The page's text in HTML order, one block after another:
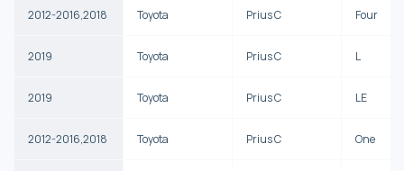
2012-2016,2018 Toyota Prius C Four
2019 Toyota Prius C L
2019 Toyota Prius C LE
2012-2016,2018 Toyota Prius C One